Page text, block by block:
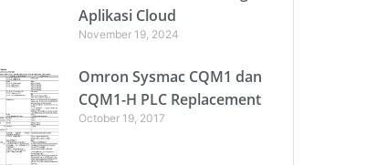
Aplikasi Cloud
November 19, 2024
Omron Sysmac CQM1 dan
CQM1-H PLC Replacement
October 19, 2017